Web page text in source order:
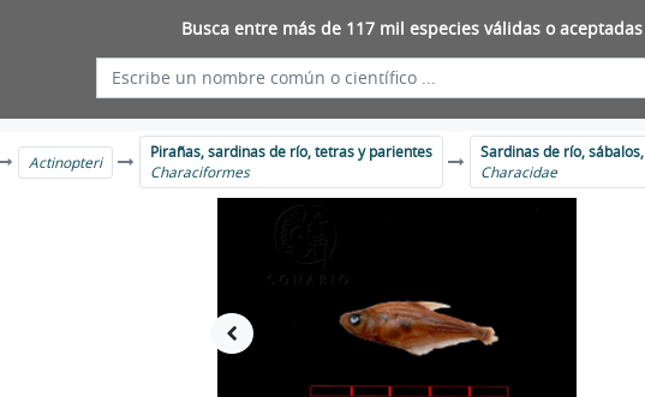
Busca entre más de 117 mil especies válidas o
Actinopteri
Pirañas, sardinas de río, tetras y parientes
Characiformes
Sardinas
Characidae